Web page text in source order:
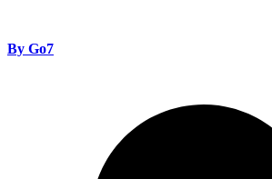
By Go7